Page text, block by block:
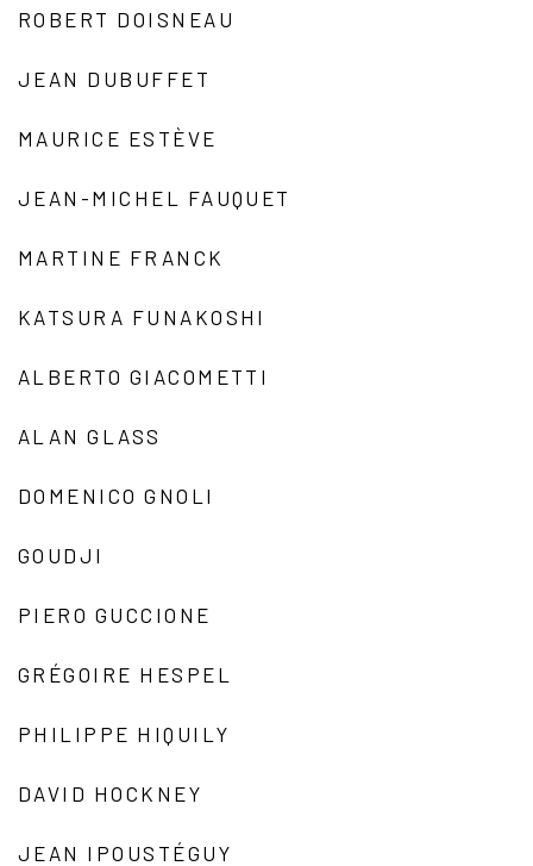
ROBERT DOISNEAU
JEAN DUBUFFET
MAURICE ESTÈVE
JEAN-MICHEL FAUQUET
MARTINE FRANCK
KATSURA FUNAKOSHI
ALBERTO GIACOMETTI
ALAN GLASS
DOMENICO GNOLI
GOUDJI
PIERO GUCCIONE
GRÉGOIRE HESPEL
PHILIPPE HIQUILY
DAVID HOCKNEY
JEAN IPOUSTÉGUY